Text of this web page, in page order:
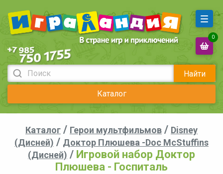
Найти
Каталог
0
Каталог / Герои мультфильмов / Disney
(Дисней) / Доктор Плюшева -Doc McStuffins
(Дисней) / Игровой набор Доктор
Плюшева - Госпиталь